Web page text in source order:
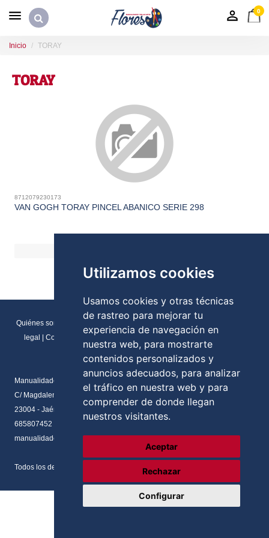
Utilizamos cookies
Usamos cookies y otras técnicas
de rastreo para mejorar tu
experiencia de navegación en
nuestra web, para mostrarte
contenidos personalizados y
anuncios adecuados, para analizar
el tráfico en nuestra web y para
comprender de donde llegan
nuestros visitantes.
Aceptar
Rechazar
Configurar
0
Inicio TORAY
TORAY
8712079230173
VAN GOGH TORAY PINCEL ABANICO SERIE 298
Quiénes somos Direcciones y contactos Formulario de contacto
legal
Condiciones generales de venta Política de cookies
Preferencias de cookies
Manualidades Flores
C/ Magdalena del prado, N.2 Local
23004 - Jaén - Andalucia
685807452
manualidadesflores@manualnova.com
Todos los derechos reservados. Desarrollado por